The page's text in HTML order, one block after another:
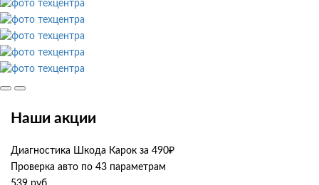
Наши акции
Диагностика Шкода Карок за 490₽
Проверка авто по 43 параметрам